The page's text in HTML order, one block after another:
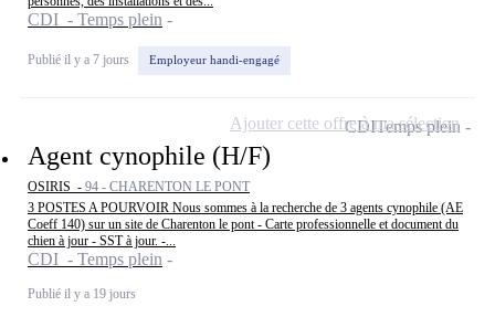
CDI - Temps plein
Publié il y a 7 jours Employeur handi-engagé
Agent cynophile (H/F)
OSIRIS - 94 - CHARENTON LE PONT
3 POSTES A POURVOIR Nous sommes à la recherche de 3 agents cynophile (AE
Coeff 140) sur un site de Charenton le pont - Carte professionnelle et document du
chien à jour - SST à jour. -...
CDI - Temps plein
Publié il y a 19 jours
CDITemps plein
Ajouter cette offre à ma sélection